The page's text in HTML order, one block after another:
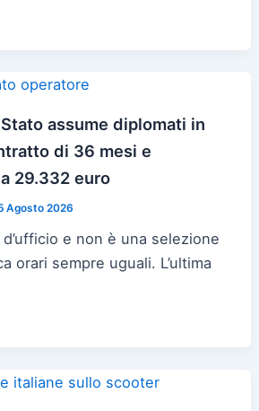
assume diplomati in
di 36 mesi e
29.332 euro
Agosto 2026
e non è una selezione
orari sempre uguali. L’ultima